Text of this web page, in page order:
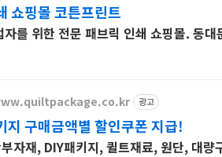
쇼핑몰 코튼프린트
자를 위한 전문 패브릭 인쇄 쇼핑몰. 동
광고
지 구매금액별 할인쿠폰 지급!
자재, DIY패키지, 퀼트재료, 원단, 대